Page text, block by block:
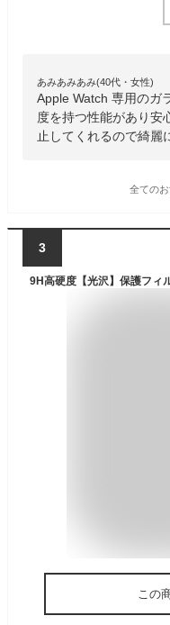
あみあみあみ(40代・女性)
Apple Watch 専用のガ
度を持つ性能があり安
止してくれるので綺麗
全てのお
3
この